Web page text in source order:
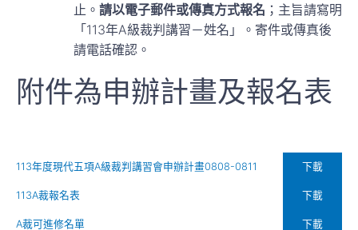
止。 請以電子郵件或傳真方式報名 ；主旨請寫明
「113年A級裁判講習－姓名」。寄件或傳真後
請電話確認。
附件為申辦計畫及報名表
113年度現代五項A級裁判講習會申辦計畫0808-0811 下載
113A裁報名表 下載
A裁可進修名單 下載